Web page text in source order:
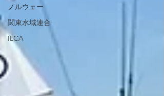
ノルウェー
関東水域連合
ILCA